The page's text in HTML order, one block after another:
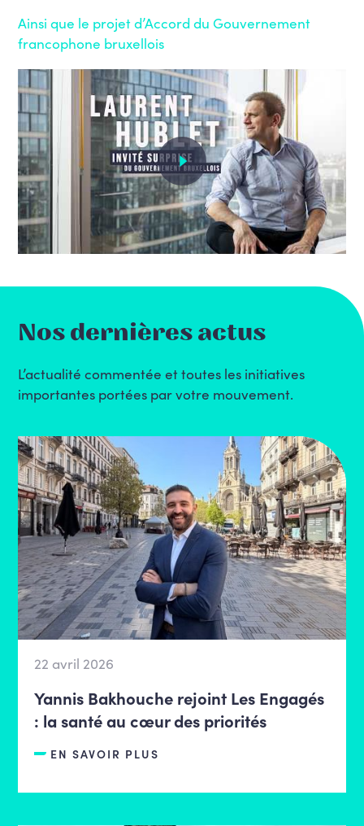
Ainsi que le projet d’Accord du Gouvernement
francophone bruxellois
Nos dernières actus
L’actualité commentée et toutes les initiatives
importantes portées par votre mouvement.
22 avril 2026
Yannis Bakhouche rejoint Les Engagés
: la santé au cœur des priorités
EN SAVOIR PLUS